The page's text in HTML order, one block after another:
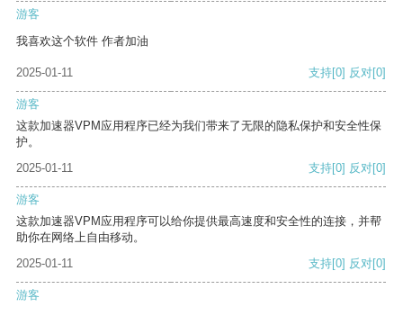
游客
我喜欢这个软件 作者加油
2025-01-11 支持[0] 反对[0]
游客
这款加速器VPM应用程序已经为我们带来了无限的隐私保护和安全性保
护。
2025-01-11
支持[0] 反对[0]
游客
这款加速器VPM应用程序可以给你提供最高速度和安全性的连接，并帮
助你在网络上自由移动。
2025-01-11
支持[0] 反对[0]
游客